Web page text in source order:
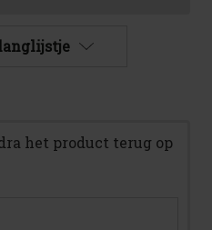
het product terug op